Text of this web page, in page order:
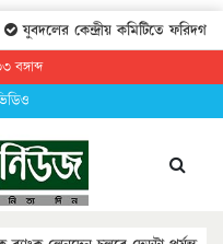
যুবদলের কেন্দ্রীয় কমিটিতে
বঙ্গাব্দ